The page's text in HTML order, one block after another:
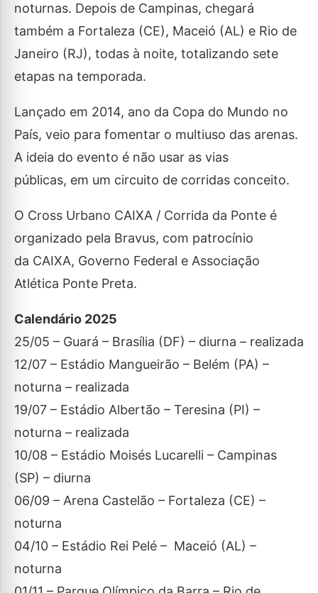
noturnas. Depois de Campinas, chegará
também a Fortaleza (CE), Maceió (AL) e Rio de
Janeiro (RJ), todas à noite, totalizando sete
etapas na temporada.
Lançado em 2014, ano da Copa do Mundo no
País, veio para fomentar o multiuso das arenas.
A ideia do evento é não usar as vias
públicas, em um circuito de corridas conceito.
O Cross Urbano CAIXA / Corrida da Ponte é
organizado pela Bravus, com patrocínio
da CAIXA, Governo Federal e Associação
Atlética Ponte Preta.
Calendário 2025
25/05 – Guará – Brasília (DF) – diurna – realizada
12/07 – Estádio Mangueirão – Belém (PA) –
noturna – realizada
19/07 – Estádio Albertão – Teresina (PI) –
noturna – realizada
10/08 – Estádio Moisés Lucarelli – Campinas
(SP) – diurna
06/09 – Arena Castelão – Fortaleza (CE) –
noturna
04/10 – Estádio Rei Pelé – Maceió (AL) –
noturna